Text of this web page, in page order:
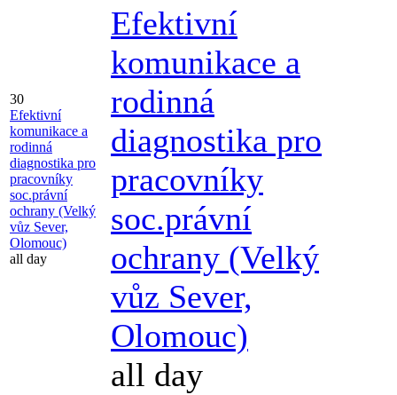
30
Efektivní
komunikace a
rodinná
diagnostika pro
pracovníky
soc.právní
ochrany (Velký
vůz Sever,
Olomouc)
all day
Efektivní
komunikace a
rodinná
diagnostika pro
pracovníky
soc.právní
ochrany (Velký
vůz Sever,
Olomouc)
all day